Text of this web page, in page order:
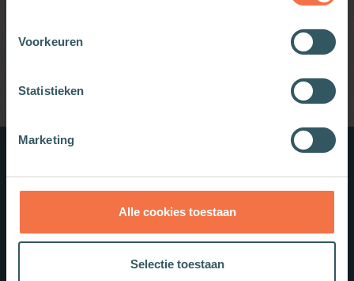
Voorkeuren
Statistieken
Marketing
Alle cookies toestaan
Selectie toestaan
Nieuwe boeken